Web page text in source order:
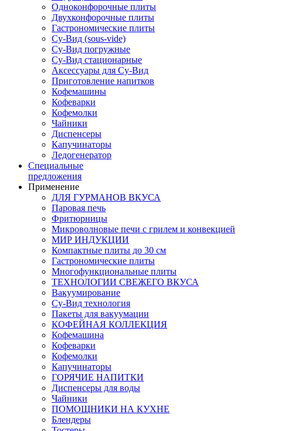
Одноконфорочные плиты
Двухконфорочные плиты
Гастрономические плиты
Су-Вид (sous-vide)
Су-Вид погружные
Су-Вид стационарные
Аксессуары для Су-Вид
Приготовление напитков
Кофемашины
Кофеварки
Кофемолки
Чайники
Диспенсеры
Капучинаторы
Ледогенератор
Специальные
предложения
Применение
ДЛЯ ГУРМАНОВ ВКУСА
Паровая печь
Фритюрницы
Микроволновые печи с грилем и конвекцией
МИР ИНДУКЦИИ
Компактные плиты до 30 см
Гастрономические плиты
Многофункциональные плиты
ТЕХНОЛОГИИ СВЕЖЕГО ВКУСА
Вакуумирование
Су-Вид технология
Пакеты для вакуумации
КОФЕЙНАЯ КОЛЛЕКЦИЯ
Кофемашина
Кофеварки
Кофемолки
Капучинаторы
ГОРЯЧИЕ НАПИТКИ
Диспенсеры для воды
Чайники
ПОМОЩНИКИ НА КУХНЕ
Блендеры